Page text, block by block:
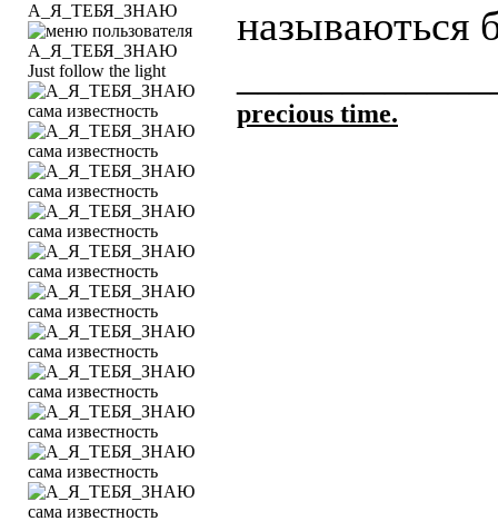
А_Я_ТЕБЯ_ЗНАЮ
Just follow the light
называються
precious time.